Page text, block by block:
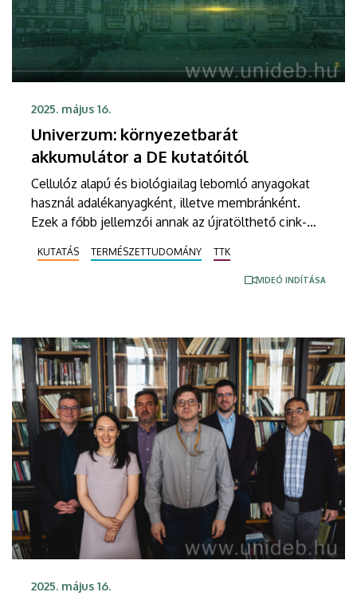
2025. május 16.
Univerzum: környezetbarát
akkumulátor a DE kutatóitól
Cellulóz alapú és biológiailag lebomló anyagokat
használ adalékanyagként, illetve membránként.
Ezek a főbb jellemzői annak az újratölthető cink-
Debreceni Egyetem kutatói fejlesztették ki.
Részletek a DE M. Tóth Ildikó Sajtóközpont saját
KUTATÁS TERMÉSZETTUDOMÁNY TTK
VIDEÓ INDÍTÁSA
2025. május 16.